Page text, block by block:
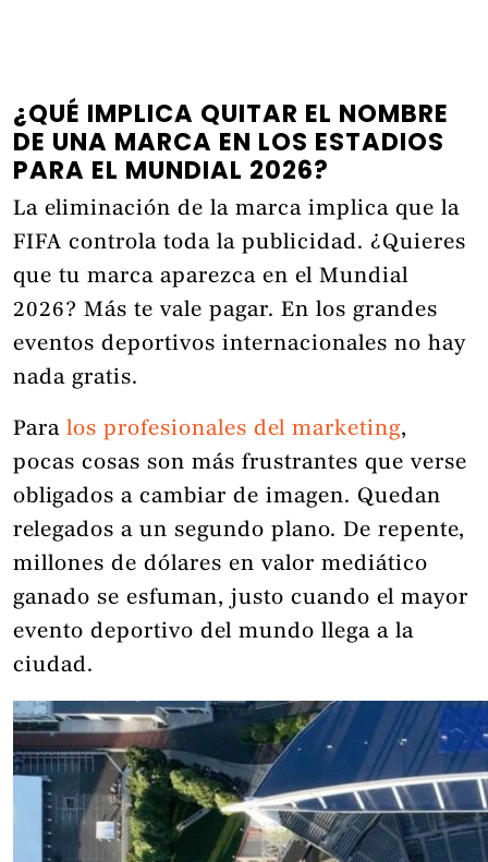
¿QUÉ IMPLICA QUITAR EL NOMBRE
DE UNA MARCA EN LOS ESTADIOS
PARA EL MUNDIAL 2026?
La eliminación de la marca implica que la
FIFA controla toda la publicidad. ¿Quieres
que tu marca aparezca en el Mundial
2026? Más te vale pagar. En los grandes
eventos deportivos internacionales no hay
nada gratis.
Para los profesionales del marketing,
pocas cosas son más frustrantes que verse
obligados a cambiar de imagen. Quedan
relegados a un segundo plano. De repente,
millones de dólares en valor mediático
ganado se esfuman, justo cuando el mayor
evento deportivo del mundo llega a la
ciudad.